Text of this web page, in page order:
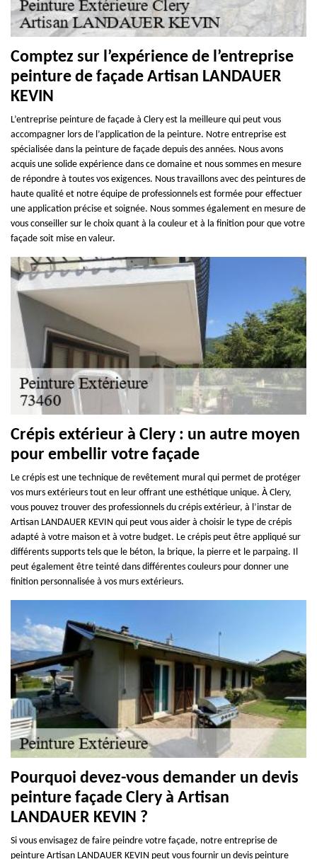
Comptez sur l’expérience de l’entreprise
peinture de façade Artisan LANDAUER
KEVIN
L’entreprise peinture de façade à Clery est la meilleure qui peut vous
accompagner lors de l’application de la peinture. Notre entreprise est
spécialisée dans la peinture de façade depuis des années. Nous avons
acquis une solide expérience dans ce domaine et nous sommes en mesure
de répondre à toutes vos exigences. Nous travaillons avec des peintures de
haute qualité et notre équipe de professionnels est formée pour effectuer
une application précise et soignée. Nous sommes également en mesure de
vous conseiller sur le choix quant à la couleur et à la finition pour que votre
façade soit mise en valeur.
Crépis extérieur à Clery : un autre moyen
pour embellir votre façade
Le crépis est une technique de revêtement mural qui permet de protéger
vos murs extérieurs tout en leur offrant une esthétique unique. À Clery,
vous pouvez trouver des professionnels du crépis extérieur, à l’instar de
Artisan LANDAUER KEVIN qui peut vous aider à choisir le type de crépis
adapté à votre maison et à votre budget. Le crépis peut être appliqué sur
différents supports tels que le béton, la brique, la pierre et le parpaing. Il
peut également être teinté dans différentes couleurs pour donner une
finition personnalisée à vos murs extérieurs.
Pourquoi devez-vous demander un devis
peinture façade Clery à Artisan
LANDAUER KEVIN ?
Si vous envisagez de faire peindre votre façade, notre entreprise de
peinture Artisan LANDAUER KEVIN peut vous fournir un devis peinture